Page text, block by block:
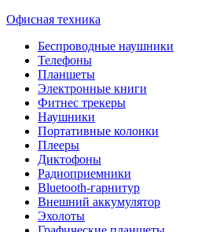
Офисная техника
Беспроводные наушники
Телефоны
Планшеты
Электронные книги
Фитнес трекеры
Наушники
Портативные колонки
Плееры
Диктофоны
Радиоприемники
Bluetooth-гарнитур
Внешний аккумулятор
Эхолоты